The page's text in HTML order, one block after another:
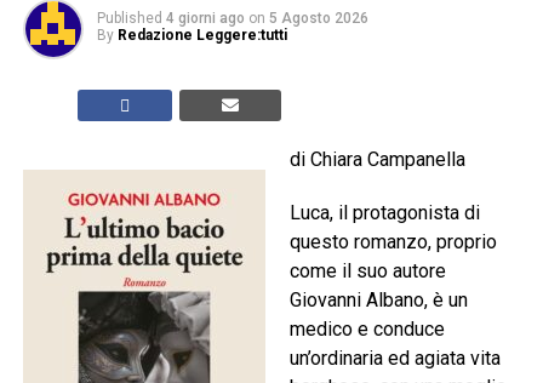
Published 4 giorni ago on 5 Agosto 2026
By Redazione Leggere:tutti
di Chiara Campanella
Luca, il protagonista di
questo romanzo, proprio
come il suo autore
Giovanni Albano, è un
medico e conduce
un’ordinaria ed agiata vita